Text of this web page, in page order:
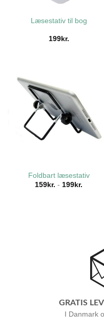
Læsestativ til bog
199kr.
Foldbart læsestativ
159 kr. - 199 kr.
GRATIS
I Danmark